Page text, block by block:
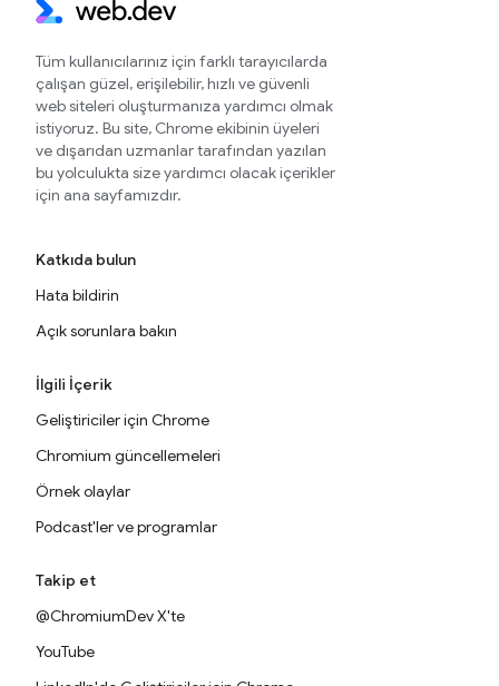
Tüm kullanıcılarınız için farklı tarayıcılarda
çalışan güzel, erişilebilir, hızlı ve güvenli
web siteleri oluşturmanıza yardımcı olmak
istiyoruz. Bu site, Chrome ekibinin üyeleri
ve dışarıdan uzmanlar tarafından yazılan
bu yolculukta size yardımcı olacak içerikler
için ana sayfamızdır.
Katkıda bulun
Hata bildirin
Açık sorunlara bakın
İlgili İçerik
Geliştiriciler için Chrome
Chromium güncellemeleri
Örnek olaylar
Podcast'ler ve programlar
Takip et
@ChromiumDev X'te
YouTube